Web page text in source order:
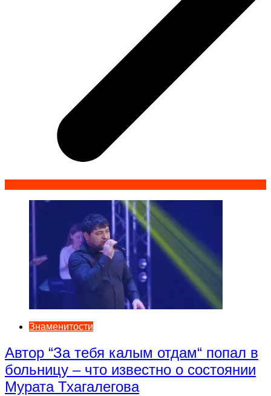
Знаменитости
Автор “За тебя калым отдам“ попал в
больницу – что известно о состоянии
Мурата Тхагалегова